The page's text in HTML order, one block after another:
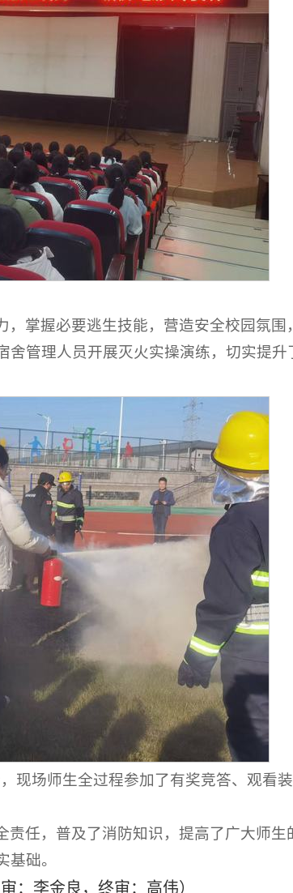
掌握必要逃生技能，营造安全校园氛围
管理人员开展灭火实操演练，切实提升
现场师生全过程参加了有奖竞答、观看
任，普及了消防知识，提高了广大师生
础。
：李金良，终审：高伟）